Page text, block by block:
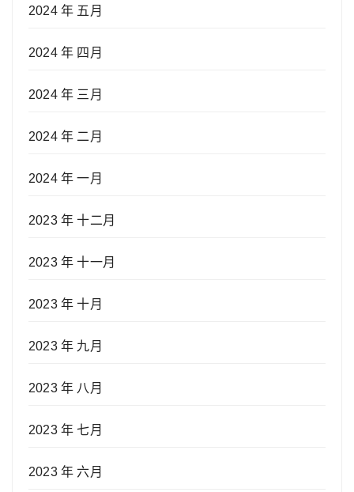
2024 年 五月
2024 年 四月
2024 年 三月
2024 年 二月
2024 年 一月
2023 年 十二月
2023 年 十一月
2023 年 十月
2023 年 九月
2023 年 八月
2023 年 七月
2023 年 六月